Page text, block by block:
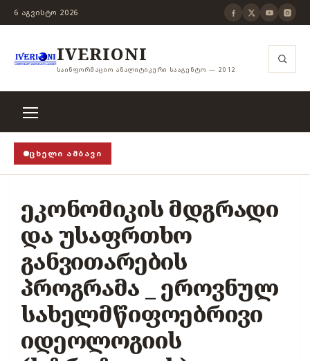
6 ᲐᲒᲕᲘᲡᲢᲝ 2026
IVERIONI
ᲡᲐᲘᲜᲤᲝᲠᲛᲐᲪᲘᲝ ᲐᲜᲐᲚᲘᲢᲘᲙᲣᲠᲘ ᲡᲐᲐᲒᲔᲜᲢᲝ — 2012
ᲪᲮᲔᲚᲘ ᲐᲛᲑᲐᲕᲘ
ჭანჭიკი მოშლილია, ცენზურა უნდა არსებობდეს!›
ეკონომიკის მდგრადი
და უსაფრთხო
განვითარების
პროგრამა _ ეროვნულ
სახელმწიფოებრივი
იდეოლოგიის